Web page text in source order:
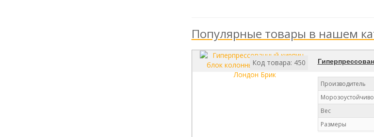
Популярные товары в нашем
Код товара: 450
Производитель
Вес
Размеры